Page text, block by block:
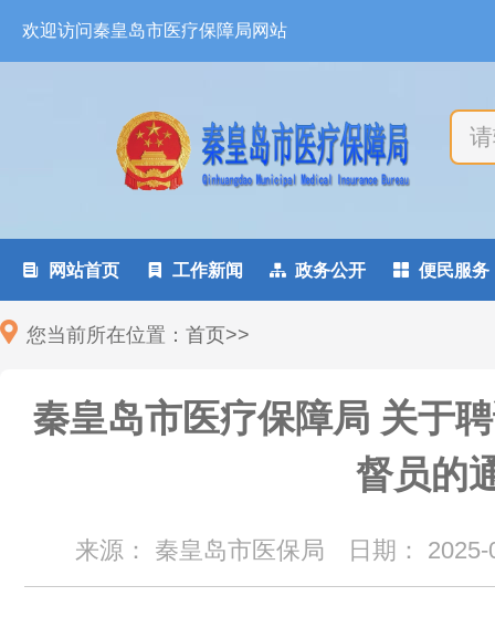
欢迎访问秦皇岛市医疗保障局网站
 网站首页  工作新闻  政务公开  便民服务
您当前所在位置： 首页>>
秦皇岛市医疗保障局 关于
督员的
来源： 秦皇岛市医保局 日期：